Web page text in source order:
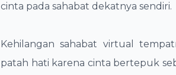
cinta pada sahabat dekatnya sendiri.
​Kehilangan sahabat virtual
patah hati karena cinta bertepuk